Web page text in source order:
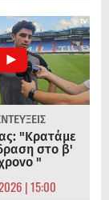
"Κρατάμε
στο β'
"
| 15:00